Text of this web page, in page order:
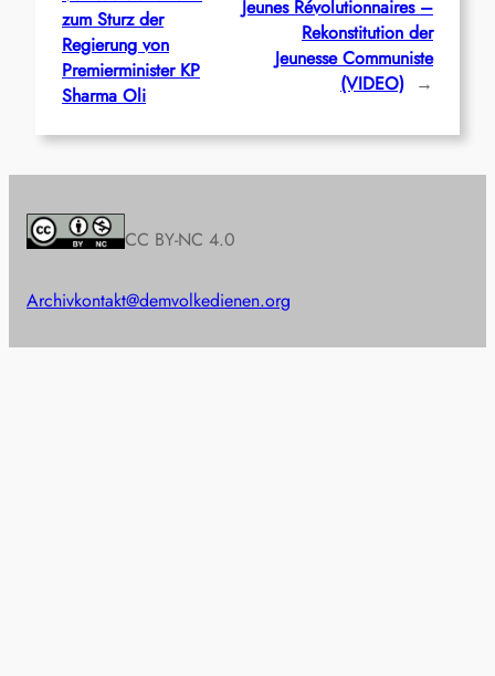
zum Sturz der
Regierung von
Premierminister KP
Sharma Oli
Jeunes Révolutionnaires –
Rekonstitution der
Jeunesse Communiste
(VIDEO) →
CC BY-NC 4.0
Archivkontakt@demvolkedienen.org